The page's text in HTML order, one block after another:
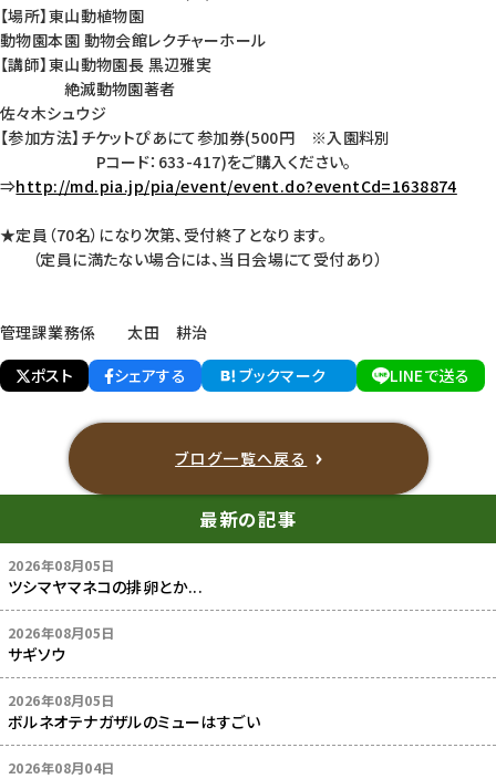
【場所】東山動植物園
動物園本園 動物会館レクチャーホール
【講師】東山動物園長 黒辺雅実
絶滅動物園著者
佐々木シュウジ
【参加方法】チケットぴあにて参加券(500円 ※入園料別
Pコード：633-417)をご購入ください。
⇒http://md.pia.jp/pia/event/event.do?eventCd=1638874
★定員（70名）になり次第、受付終了となります。
（定員に満たない場合には、当日会場にて受付あり）
管理課業務係 太田 耕治
ポスト
シェアする ブックマーク LINEで送る
ブログ一覧へ戻る
最新の記事
2026年08月05日
ツシマヤマネコの排卵とか...
2026年08月05日
サギソウ
2026年08月05日
ボルネオテナガザルのミューはすごい
2026年08月04日